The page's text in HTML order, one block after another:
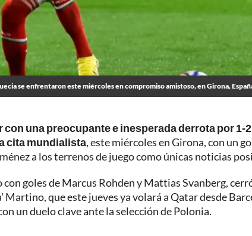
se enfrentaron este miércoles en compromiso amistoso, en Girona,
una preocupante e inesperada derrota por 1-2
cita mundialista, este miércoles en Girona, con un
a los terrenos de juego como únicas noticias
goles de Marcus Rohden y Mattias Svanberg,
que este jueves ya volará a Qatar desde
un duelo clave ante la selección de Polonia.